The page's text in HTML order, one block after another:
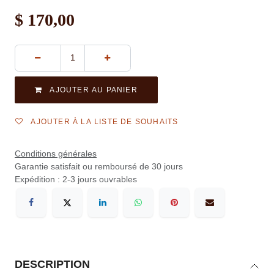
$ 170,00
AJOUTER AU PANIER
AJOUTER À LA LISTE DE SOUHAITS
Conditions générales
Garantie satisfait ou remboursé de 30 jours
Expédition : 2-3 jours ouvrables
DESCRIPTION